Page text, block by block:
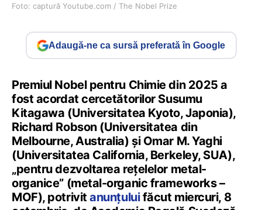
Foto: captură Youtube.com / The Nobel Prize
Adaugă-ne ca sursă preferată în Google
Premiul Nobel pentru Chimie din 2025 a
fost acordat cercetătorilor Susumu
Kitagawa (Universitatea Kyoto, Japonia),
Richard Robson (Universitatea din
Melbourne, Australia) și Omar M. Yaghi
(Universitatea California, Berkeley, SUA),
„pentru dezvoltarea rețelelor metal-
organice” (metal-organic frameworks –
MOF), potrivitanunțuluifăcut miercuri, 8